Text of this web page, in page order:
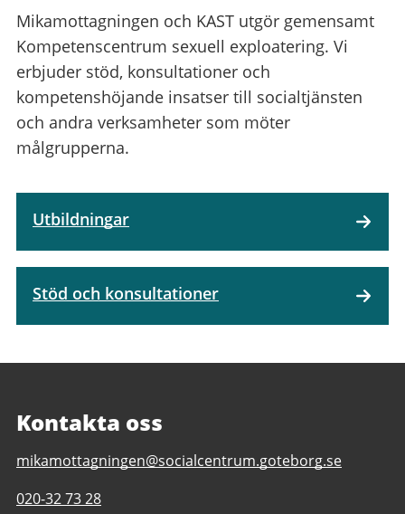
Mikamottagningen och KAST utgör gemensamt
Kompetenscentrum sexuell exploatering. Vi
erbjuder stöd, konsultationer och
kompetenshöjande insatser till socialtjänsten
och andra verksamheter som möter
målgrupperna.
Utbildningar
Stöd och konsultationer
Kontakta oss
E-
till
mikamottagningen@socialcentrum.goteborg.se
Telefonnummer
020-32 73 28